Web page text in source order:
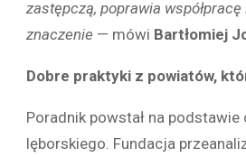
zastępczą, poprawia
znaczenie — mówi Bartłomiej
Dobre praktyki z powiatów,
Poradnik powstał na
lęborskiego. Fundacja